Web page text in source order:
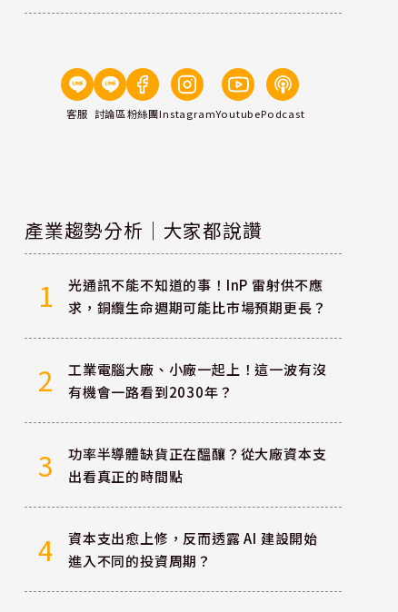
客服 討論區粉絲團InstagramYoutubePodcast
產業趨勢分析｜大家都說讚
1
光通訊不能不知道的事！InP 雷射供不應
求，銅纜生命週期可能比市場預期更長？
2
工業電腦大廠、小廠一起上！這一波有沒
有機會一路看到2030年？
3
功率半導體缺貨正在醞釀？從大廠資本支
出看真正的時間點
4
資本支出愈上修，反而透露 AI 建設開始
進入不同的投資周期？